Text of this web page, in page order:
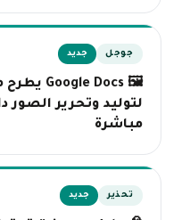
جوجل جديد
لتوليد وتحرير الصور
مباشرة
تحذير جديد